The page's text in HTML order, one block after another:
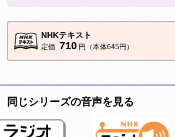
NHKテキスト
定価 710 円（本体645円）
同じシリーズの音声を見る